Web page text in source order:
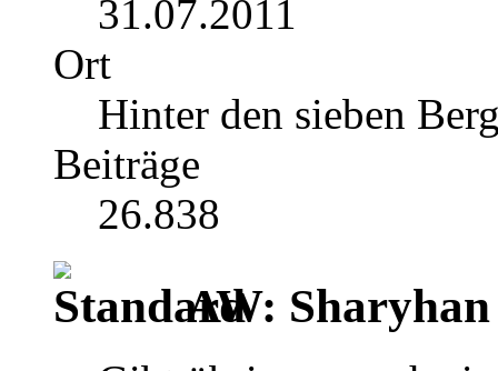
31.07.2011
Ort
Hinter den sieben
Beiträge
26.838
AW: Sharyhan